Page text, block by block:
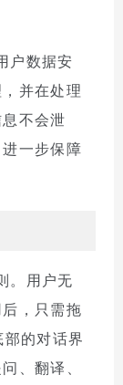
户数据安
并在处理
不会泄
一步保障
。用户无
，只需拖
的对话界
、翻译、